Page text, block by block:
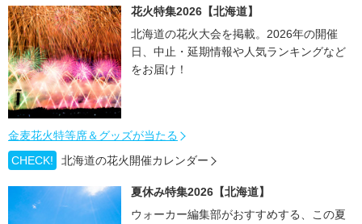
花火特集2026【北海道】
北海道の花火大会を掲載。2026年の開催
日、中止・延期情報や人気ランキングなど
をお届け！
金麦花火特等席＆グッズが当たる
CHECK!
北海道の花火開催カレンダー
夏休み特集2026【北海道】
ウォーカー編集部がおすすめする、この夏